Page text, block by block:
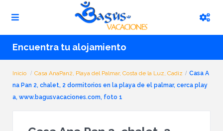
Encuentra tu alojamiento
Inicio Casa AnaPan2, Playa del Palmar, Costa de la Luz, Cadiz
Casa A
na Pan 2, chalet, 2 dormitorios en la playa de el palmar, cerca play
a, www.bagusvacaciones.com, foto 1